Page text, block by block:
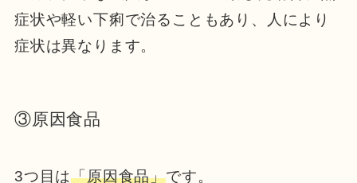
症状や軽い下痢で治ることもあり、人により
症状は異なります。
③原因食品
3つ目は「原因食品」です。